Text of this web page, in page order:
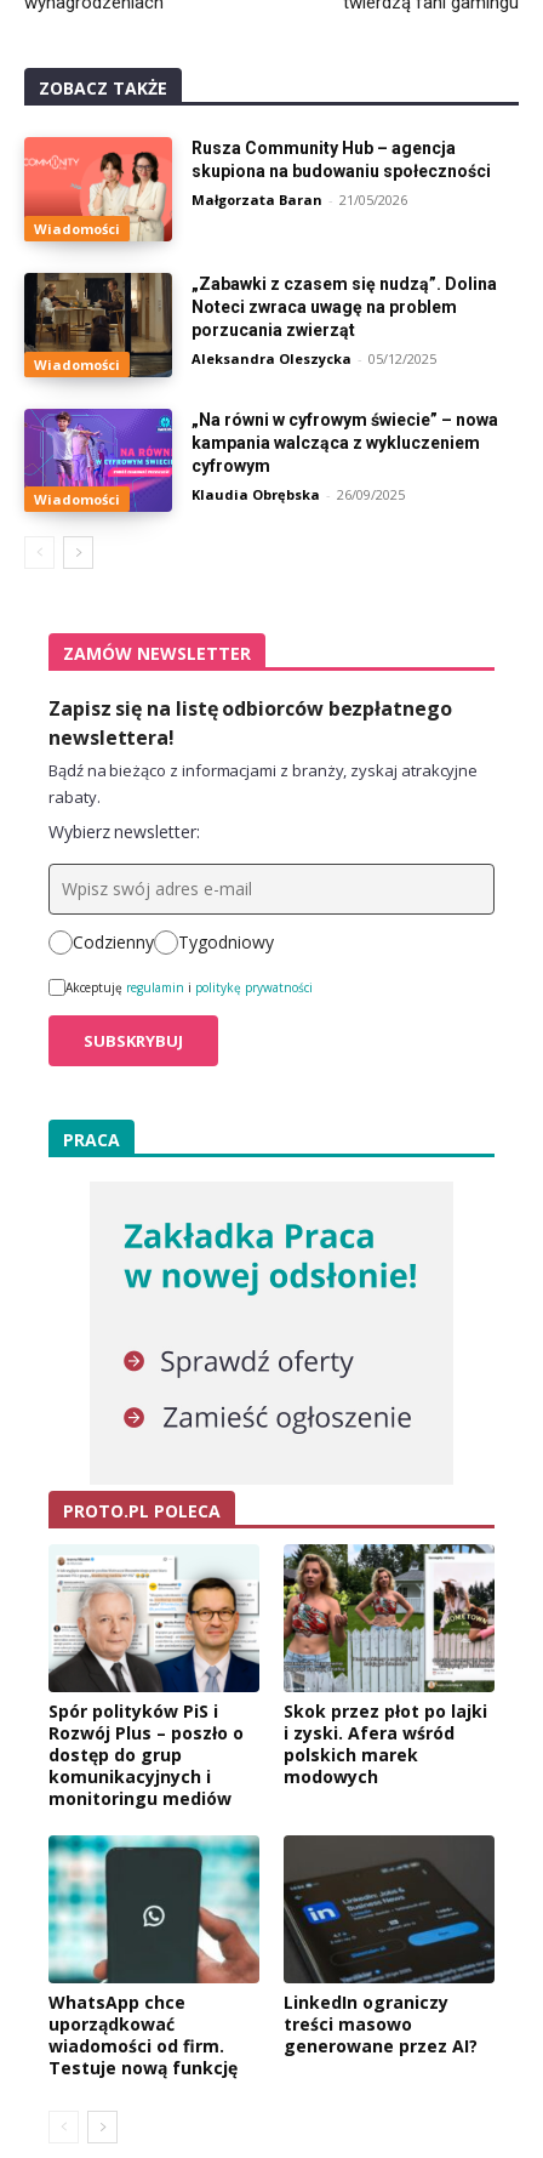
ZOBACZ TAKŻE
Wiadomości
Rusza Community Hub – agencja
skupiona na budowaniu społeczności
Małgorzata Baran - 21/05/2026
Wiadomości
„Zabawki z czasem się nudzą”. Dolina
Noteci zwraca uwagę na problem
porzucania zwierząt
Aleksandra Oleszycka - 05/12/2025
Wiadomości
„Na równi w cyfrowym świecie” – nowa
kampania walcząca z wykluczeniem
cyfrowym
Klaudia Obrębska - 26/09/2025
ZAMÓW NEWSLETTER
Zapisz się na listę odbiorców bezpłatnego
newslettera!
Bądź na bieżąco z informacjami z branży, zyskaj atrakcyjne
rabaty.
Wybierz newsletter:
Codzienny Tygodniowy
Akceptuję regulamin i politykę prywatności
PRACA
PROTO.PL POLECA
Spór polityków PiS i
Rozwój Plus – poszło o
dostęp do grup
komunikacyjnych i
monitoringu mediów
Skok przez płot po lajki
i zyski. Afera wśród
polskich marek
modowych
WhatsApp chce
uporządkować
wiadomości od firm.
Testuje nową funkcję
LinkedIn ograniczy
treści masowo
generowane przez AI?